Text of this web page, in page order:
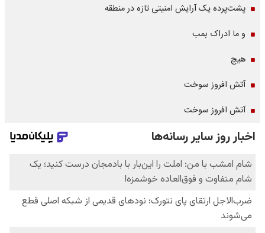
پشت‌پرده یک آرایش امنیتی تازه در منطقه
و ما ادراک بمب
هیچ
آتش افروز سوخت
آتش افروز سوخت